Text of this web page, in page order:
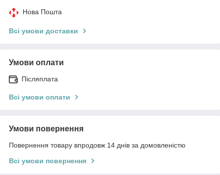
Нова Пошта
Всі умови доставки
Умови оплати
Післяплата
Всі умови оплати
Умови повернення
Повернення товару впродовж 14 днів за домовленістю
Всі умови повернення